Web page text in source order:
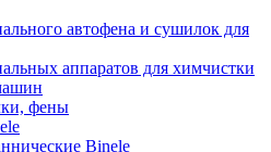
автофена и сушилок для
аппаратов для химчистки
фены
Binele